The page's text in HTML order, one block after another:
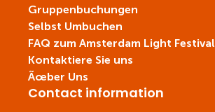
Contact information
Gruppenbuchungen
Selbst Umbuchen
FAQ zum Amsterdam Light Festival
Kontaktiere Sie uns
Ãœber Uns